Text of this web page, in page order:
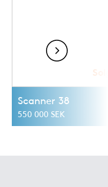
Scanner 38
550 000 SEK